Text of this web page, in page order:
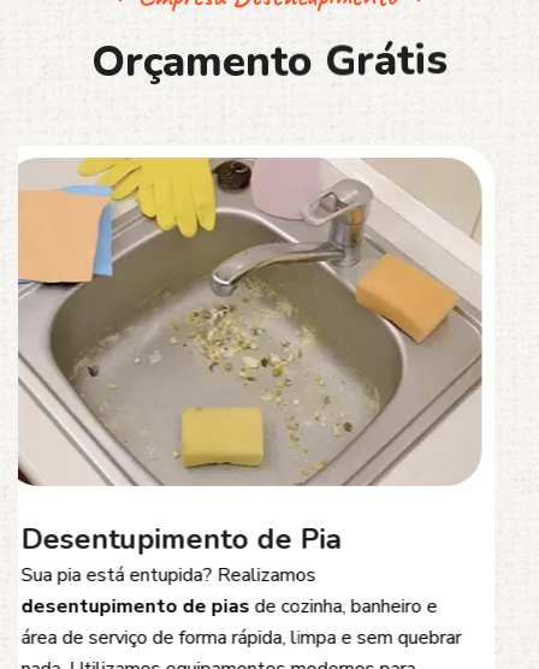
Orçamento Grátis
Desentupimento de Esgoto
Problemas comentupimento de esgoto
Oferecemos soluções rápidas e eficientes para
desobstrução de redes de esgoto, caixas de